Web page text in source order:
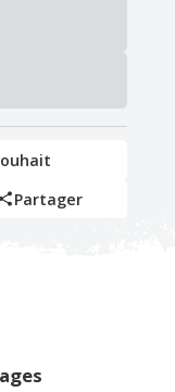
Partager